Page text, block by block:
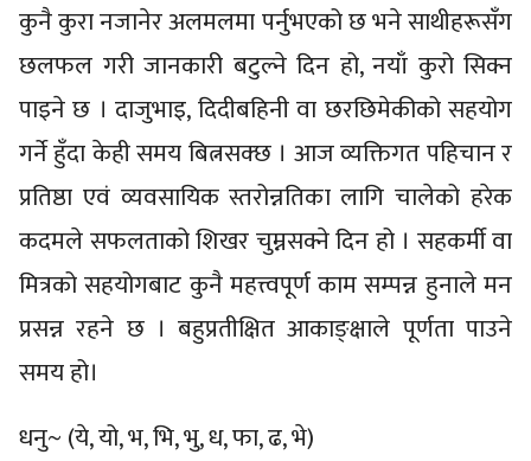
कुनै कुरा नजानेर अलमलमा पर्नुभएको छ भने साथीहरूसँग
छलफल गरी जानकारी बटुल्ने दिन हो, नयाँ कुरो सिक्न
पाइने छ । दाजुभाइ, दिदीबहिनी वा छरछिमेकीको सहयोग
गर्ने हुँदा केही समय बित्नसक्छ । आज व्यक्तिगत पहिचान र
प्रतिष्ठा एवं व्यवसायिक स्तरोन्नतिका लागि चालेको हरेक
कदमले सफलताको शिखर चुम्नसक्ने दिन हो । सहकर्मी वा
मित्रको सहयोगबाट कुनै महत्त्वपूर्ण काम सम्पन्न हुनाले मन
प्रसन्न रहने छ । बहुप्रतीक्षित आकाङ्क्षाले पूर्णता पाउने
समय हो।
धनु~ (ये, यो, भ, भि, भु, ध, फा, ढ, भे)